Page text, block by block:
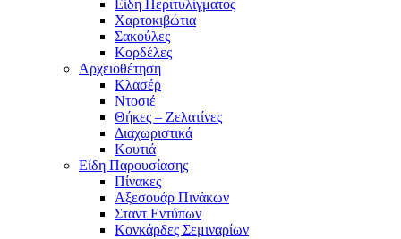
Είδη Περιτυλίγματος
Χαρτοκιβώτια
Σακούλες
Κορδέλες
Αρχειοθέτηση
Κλασέρ
Ντοσιέ
Θήκες – Ζελατίνες
Διαχωριστικά
Κουτιά
Είδη Παρουσίασης
Πίνακες
Αξεσουάρ Πινάκων
Σταντ Εντύπων
Κονκάρδες Σεμιναρίων